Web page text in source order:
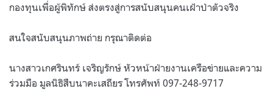
กองทุนเพื่อผู้พิทักษ์ ส่งตรงสู่การสนับสนุนคนเฝ้าป่าตัวจริง
สนใจสนับสนุนภาพถ่าย กรุณาติดต่อ
นางสาวเกศรินทร์ เจริญรักษ์ หัวหน้าฝ่ายงานเครือข่ายและความ
ร่วมมือ มูลนิธิสืบนาคะเสถียร โทรศัพท์ 097-248-9717